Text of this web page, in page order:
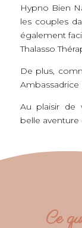
Hypno Bien
les couples
également
Thalasso
De plus,
Au plaisir de
belle
Ce